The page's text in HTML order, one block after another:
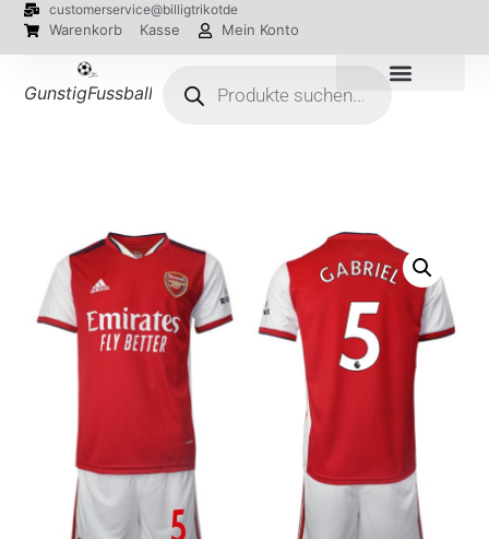
customerservice@billigtrikotde
Warenkorb Kasse Mein Konto
GunstigFussballTrikot